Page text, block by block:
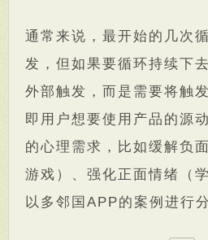
通常来说，最开始的几次
发，但如果要循环持续下
外部触发，而是需要将触
即用户想要使用产品的源
的心理需求，比如缓解负
游戏）、强化正面情绪（
以多邻国APP的案例进行